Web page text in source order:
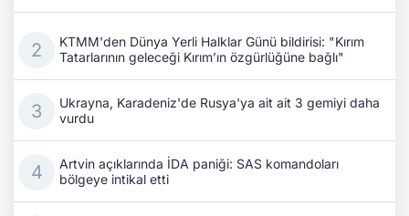
KTMM'den Dünya Yerli Halklar Günü bildirisi: "Kırım
Tatarlarının geleceği Kırım’ın özgürlüğüne bağlı"
Ukrayna, Karadeniz'de Rusya'ya ait ait 3 gemiyi daha
vurdu
Artvin açıklarında İDA paniği: SAS komandoları
bölgeye intikal etti